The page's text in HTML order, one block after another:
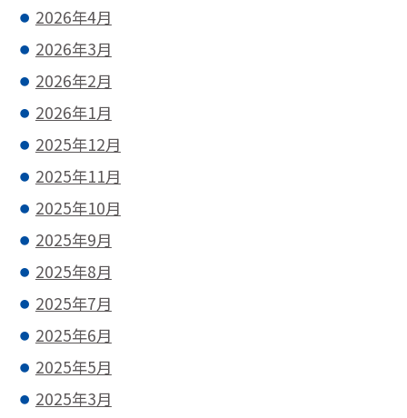
2026年4月
2026年3月
2026年2月
2026年1月
2025年12月
2025年11月
2025年10月
2025年9月
2025年8月
2025年7月
2025年6月
2025年5月
2025年3月